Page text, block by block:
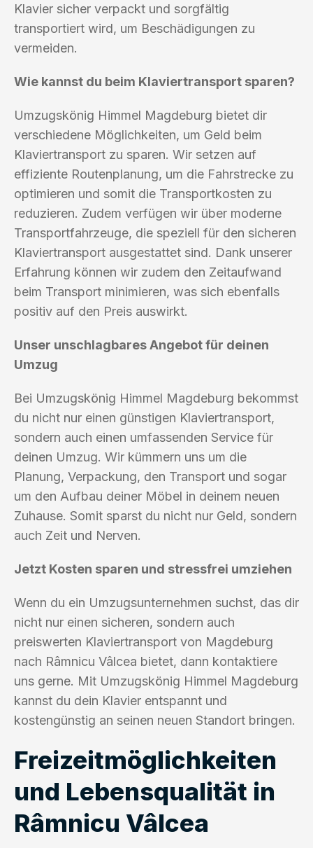
Klavier sicher verpackt und sorgfältig
transportiert wird, um Beschädigungen zu
vermeiden.
Wie kannst du beim Klaviertransport sparen?
Umzugskönig Himmel Magdeburg bietet dir
verschiedene Möglichkeiten, um Geld beim
Klaviertransport zu sparen. Wir setzen auf
effiziente Routenplanung, um die Fahrstrecke zu
optimieren und somit die Transportkosten zu
reduzieren. Zudem verfügen wir über moderne
Transportfahrzeuge, die speziell für den sicheren
Klaviertransport ausgestattet sind. Dank unserer
Erfahrung können wir zudem den Zeitaufwand
beim Transport minimieren, was sich ebenfalls
positiv auf den Preis auswirkt.
Unser unschlagbares Angebot für deinen
Umzug
Bei Umzugskönig Himmel Magdeburg bekommst
du nicht nur einen günstigen Klaviertransport,
sondern auch einen umfassenden Service für
deinen Umzug. Wir kümmern uns um die
Planung, Verpackung, den Transport und sogar
um den Aufbau deiner Möbel in deinem neuen
Zuhause. Somit sparst du nicht nur Geld, sondern
auch Zeit und Nerven.
Jetzt Kosten sparen und stressfrei umziehen
Wenn du ein Umzugsunternehmen suchst, das dir
nicht nur einen sicheren, sondern auch
preiswerten Klaviertransport von Magdeburg
nach Râmnicu Vâlcea bietet, dann kontaktiere
uns gerne. Mit Umzugskönig Himmel Magdeburg
kannst du dein Klavier entspannt und
kostengünstig an seinen neuen Standort bringen.
Freizeitmöglichkeiten
und Lebensqualität in
Râmnicu Vâlcea